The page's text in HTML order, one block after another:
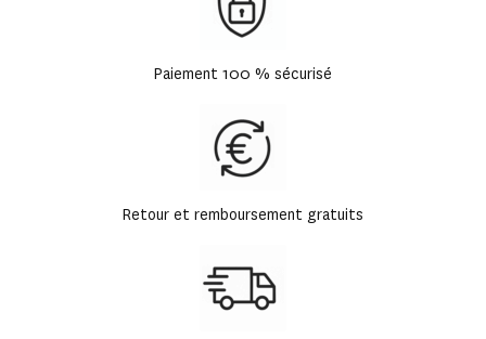
Paiement 100 % sécurisé
Retour et remboursement gratuits